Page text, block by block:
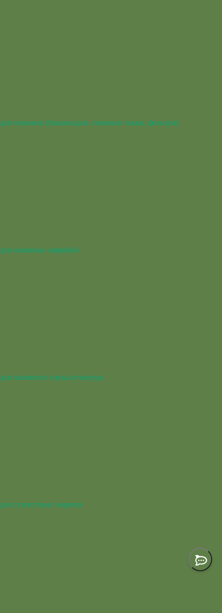
для гекконов (бананоедов, гекконов токки, фельзум)
для наземных амфибий
для наземного паука-птицееда
для сухопутных черепах